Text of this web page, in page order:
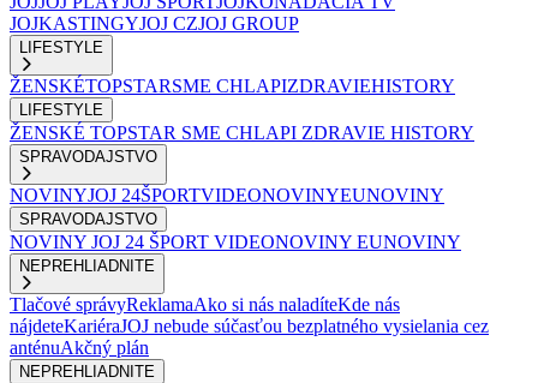
JOJKASTINGYJOJ CZJOJ GROUP
LIFESTYLE
ŽENSKÉTOPSTARSME CHLAPIZDRAVIEHISTORY
LIFESTYLE
ŽENSKÉ TOPSTAR SME CHLAPI ZDRAVIE HISTORY
SPRAVODAJSTVO
NOVINYJOJ 24ŠPORTVIDEONOVINYEUNOVINY
SPRAVODAJSTVO
NOVINY JOJ 24 ŠPORT VIDEONOVINY EUNOVINY
NEPREHLIADNITE
Tlačové správyReklamaAko si nás naladíteKde nás
nájdeteKariéraJOJ nebude súčasťou bezplatného vysielania cez
anténuAkčný plán
NEPREHLIADNITE